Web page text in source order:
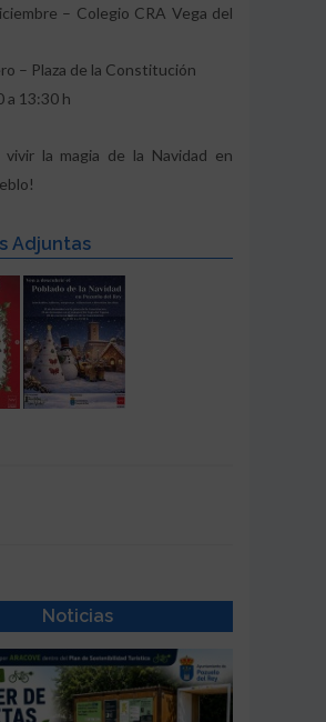
– Colegio CRA Vega del
– Plaza de la Constitución
a 13:30 h
vivir la magia de la Navidad en
Adjuntas
Noticias